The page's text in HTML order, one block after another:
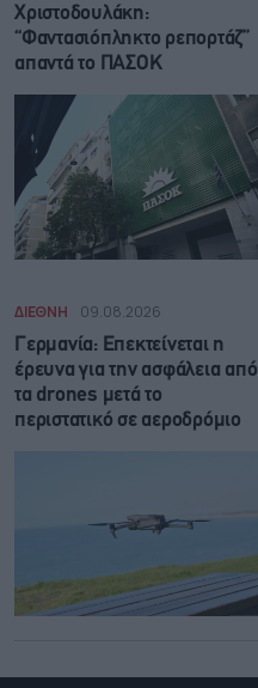
Χριστοδουλάκη:
“Φαντασιόπληκτο ρεπορτάζ”
απαντά το ΠΑΣΟΚ
ΔΙΕΘΝΗ 09.08.2026
Γερμανία: Επεκτείνεται η
έρευνα για την ασφάλεια από
τα drones μετά το
περιστατικό σε αεροδρόμιο